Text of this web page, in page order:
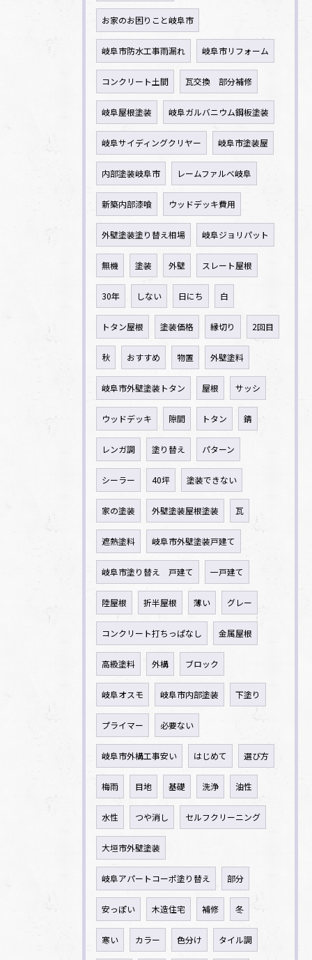
お家のお困りこと岐阜市
岐阜市防水工事雨漏れ 岐阜市リフォーム
コンクリート土間 瓦交換 部分補修
岐阜屋根塗装 岐阜ガルバニウム鋼板塗装
岐阜サイディングクリヤー 岐阜市塗装屋
内部塗装岐阜市 レームファルべ岐阜
新築内部漆喰 ウッドデッキ費用
外壁塗装塗り替え相場 岐阜ジョリパット
無機 塗装 外壁 スレート屋根
30年 しない 日にち 白
トタン屋根 塗装価格 縁切り 2回目
秋 おすすめ 物置 外壁塗料
岐阜市外壁塗装トタン 屋根 サッシ
ウッドデッキ 隙間 トタン 錆
レンガ調 塗り替え パターン
シーラー 40坪 塗装できない
家の塗装 外壁塗装屋根塗装 瓦
遮熱塗料 岐阜市外壁塗装戸建て
岐阜市塗り替え 戸建て 一戸建て
陸屋根 折半屋根 薄い グレー
コンクリート打ちっぱなし 金属屋根
高級塗料 外構 ブロック
岐阜オスモ 岐阜市内部塗装 下塗り
プライマー 必要ない
岐阜市外構工事安い はじめて 選び方
梅雨 目地 基礎 洗浄 油性
水性 つや消し セルフクリーニング
大垣市外壁塗装
岐阜アパートコーポ塗り替え 部分
安っぽい 木造住宅 補修 冬
寒い カラー 色分け タイル調